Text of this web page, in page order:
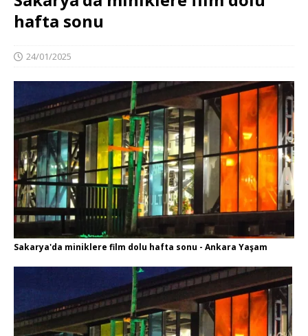
hafta sonu
24/01/2025
Sakarya'da miniklere film dolu hafta sonu - Ankara Yaşam